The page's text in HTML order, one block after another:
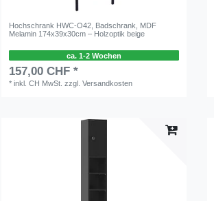
Hochschrank HWC-O42, Badschrank, MDF
Melamin 174x39x30cm – Holzoptik beige
ca. 1-2 Wochen
157,00 CHF *
*inkl. CH MwSt. zzgl.Versandkosten